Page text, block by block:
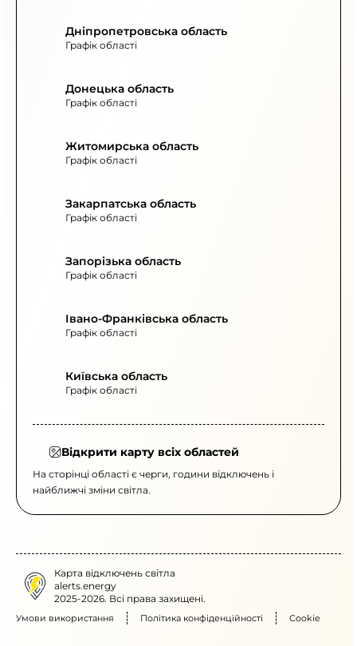
Дніпропетровська область
Графік області
Донецька область
Графік області
Житомирська область
Графік області
Закарпатська область
Графік області
Запорізька область
Графік області
Івано-Франківська область
Графік області
Київська область
Графік області
Відкрити карту всіх областей
На сторінці області є черги, години відключень і
найближчі зміни світла.
Карта відключень світла
alerts.energy
2025-2026. Всі права захищені.
Умови використання Політика конфіденційності Cookie